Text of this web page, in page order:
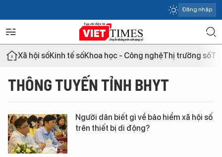
Đăng nhập
Xã hội sốKinh tế sốKhoa học - Công nghệThị trường số
THÔNG TUYẾN TỈNH BHYT
Người dân biết gì về bảo hiểm xã hội số
trên thiết bị di động?